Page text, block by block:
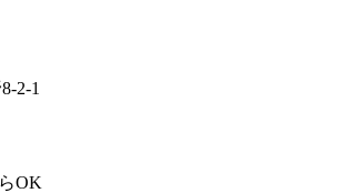
2-1
OK